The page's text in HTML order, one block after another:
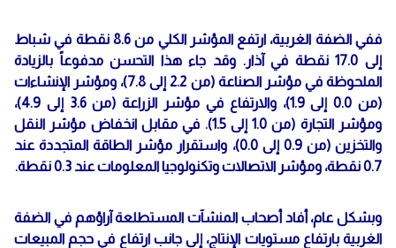
ففي الضفة الغربية، ارتفع المؤشر الكلي من 8.6 نقطة في شباط
إلى 17.0 نقطة في آذار. وقد جاء هذا التحسن مدفوعاً بالزيادة
الملحوظة في مؤشر الصناعة (من 2.2 إلى 7.8)، ومؤشر الإنشاءات
(من 0.0 إلى 1.9)، والارتفاع في مؤشر الزراعة (من 3.6 إلى 4.9)،
ومؤشر التجارة (من 1.0 إلى 1.5). في مقابل انخفاض مؤشر النقل
والتخزين (من 0.9 إلى 0.0)، واستقرار مؤشر الطاقة المتجددة عند
0.7 نقطة، ومؤشر الاتصالات وتكنولوجيا المعلومات عند 0.3 نقطة.
وبشكل عام، أفاد أصحاب المنشآت المستطلعة آراؤهم في الضفة
الغربية بارتفاع مستويات الإنتاج، إلى جانب ارتفاع في حجم المبيعات